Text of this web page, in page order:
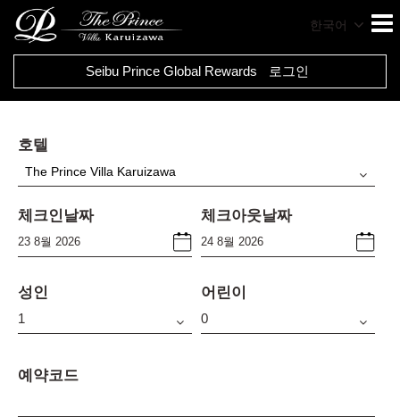
한국어
Seibu Prince Global Rewards 로그인
호텔
The Prince Villa Karuizawa
체크인날짜 체크아웃날짜
성인 어린이
예약코드